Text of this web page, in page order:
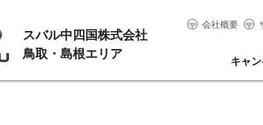
スバル中四国株式会社
鳥取・島根エリア
会社概要
キャ